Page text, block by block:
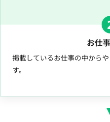
お仕
掲載しているお仕事の中から
す。